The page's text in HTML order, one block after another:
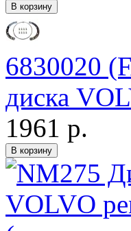
6830020
диска
1961 р.